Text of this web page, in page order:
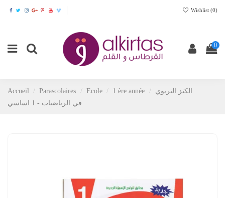
Wishlist (0)
0
Accueil Parascolaires Ecole 1 ère année
الكنز التربوي
في الرياضيات - 1 اساسي